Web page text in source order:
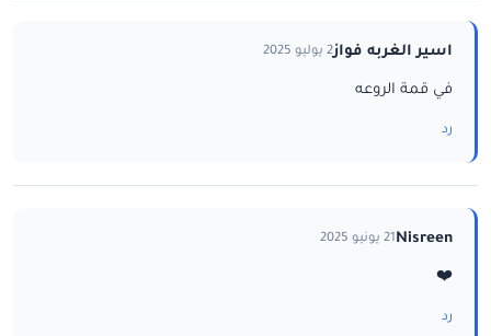
اسير الغربه فواز2 يوليو 2025
في قمة الروعه
رد
Nisreen21 يونيو 2025
❤️
رد